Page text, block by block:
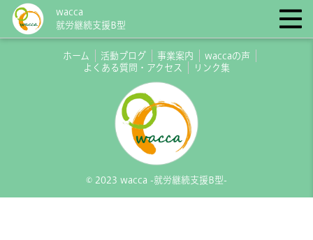
wacca
就労継続支援B型
ホーム 活動ブログ 事業案内
waccaの声
よくある質問・アクセス
リンク集
© 2023 wacca -就労継続支援B型-